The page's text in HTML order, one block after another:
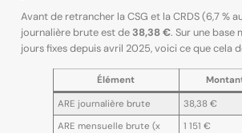
Avant de retrancher la CSG et la CRDS (6,7 %
journalière brute est de38,38 €. Sur une base
jours fixes depuis avril 2025, voici ce que cela
Élément
ARE journalière brute
38,38 €
ARE mensuelle brute (x
1 151 €